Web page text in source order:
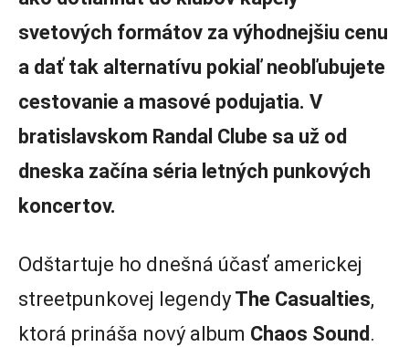
svetových formátov za výhodnejšiu cenu
a dať tak alternatívu pokiaľ neobľubujete
cestovanie a masové podujatia. V
bratislavskom Randal Clube sa už od
dneska začína séria letných punkových
koncertov.
Odštartuje ho dnešná účasť americkej
streetpunkovej legendy The Casualties,
ktorá prináša nový album Chaos Sound .